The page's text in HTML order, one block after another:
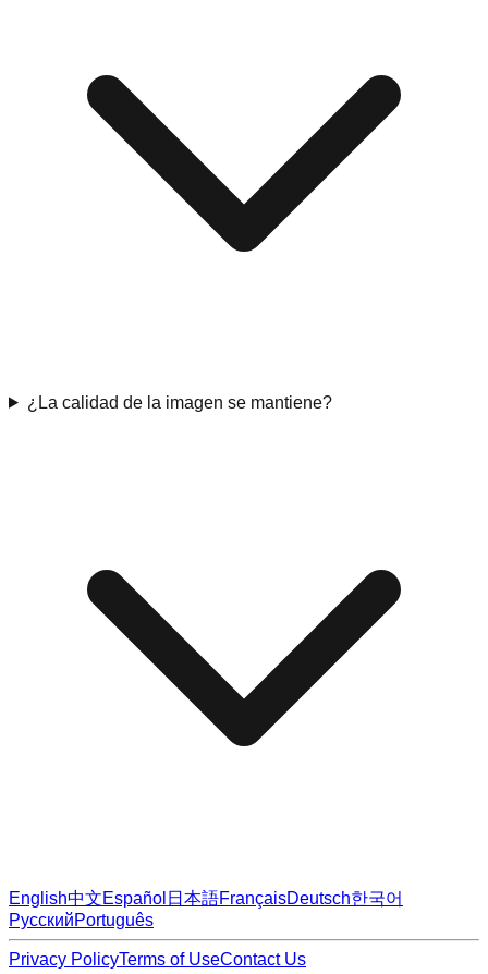
¿La calidad de la imagen se mantiene?
English中文Español 日本語FrançaisDeutsch한국어
РусскийPortuguês
Privacy PolicyTerms of UseContact Us